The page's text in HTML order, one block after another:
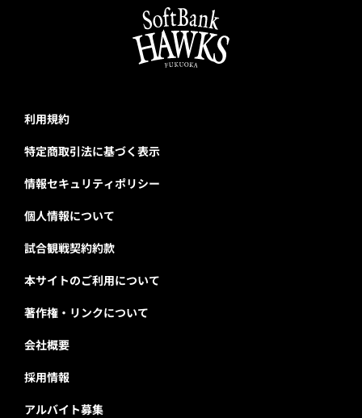
利用規約
特定商取引法に基づく表示
情報セキュリティポリシー
個人情報について
試合観戦契約約款
本サイトのご利用について
著作権・リンクについて
会社概要
採用情報
アルバイト募集